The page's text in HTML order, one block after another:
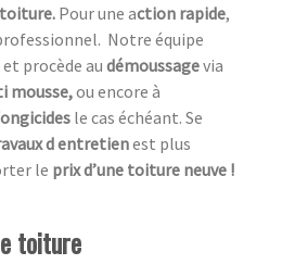
Pour une action rapide,
Notre équipe
procède audémoussagevia
mousse,ou encore à
le cas échéant. Se
d entretienest plus
le prix d’une toiture neuve !
toiture